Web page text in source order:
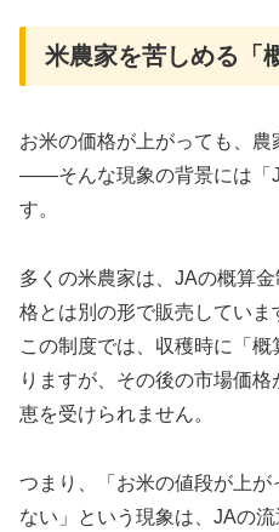
米農家を苦しめる「
お米の価格が上がっても、
――そんな現象の背景には「
す。
多くの米農家は、JAの概算
格とは別の形で販売していま
この制度では、収穫時に「
りますが、その後の市場価
恵を受けられません。
つまり、「お米の値段が上
ない」という現象は、JAの